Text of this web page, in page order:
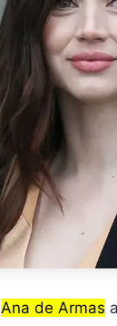
Ana de Armas